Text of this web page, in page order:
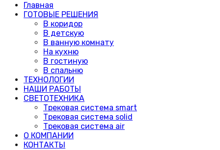
Главная
ГОТОВЫЕ РЕШЕНИЯ
В коридор
В детскую
В ванную комнату
На кухню
В гостиную
В спальню
ТЕХНОЛОГИИ
НАШИ РАБОТЫ
СВЕТОТЕХНИКА
Трековая система smart
Трековая система solid
Трековая система air
О КОМПАНИИ
КОНТАКТЫ